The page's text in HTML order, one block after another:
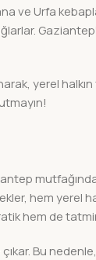
ve Urfa
yerel
hem yerel
hem de
Bu